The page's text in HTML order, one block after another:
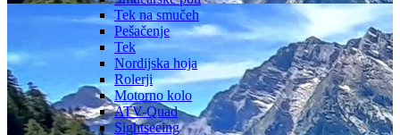
Tek na smučeh
Pešačenje
Tek
Nordijska hoja
Rolerji
Motorno kolo
ATV-Quad
Sightseeing